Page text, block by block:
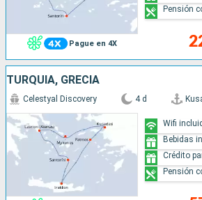
Pague en 4X
Pensión
TURQUÍA, GRECIA
Celestyal Discovery 4 d
Wifi
Bebidas
Crédito
Pensión